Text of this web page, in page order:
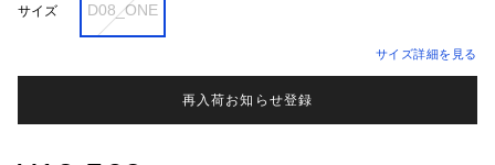
サイズ D08_ONE
サイズ詳細を見る
再入荷お知らせ登録